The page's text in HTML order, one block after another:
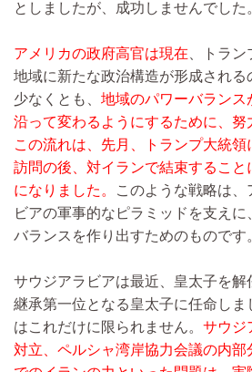
としましたが、成功しませんでした
アメリカの政府高官は現在 、トラ
地域に新たな政治構造が形成される
少なくとも、 地域のパワーバランス
沿って変わるようにするために、努
この流れは、先月、トランプ大統
訪問の後、対イランで結束するこ
になりました。
このような戦略は
ビアの軍事的なピラミッドを支え
バランスを作り出すためのものです
サウジアラビアは最近、皇太子を解
継承第一位となる皇太子に任命しま
はこれだけに限られません。 サウジ
対立、ペルシャ湾岸協力会議の内部